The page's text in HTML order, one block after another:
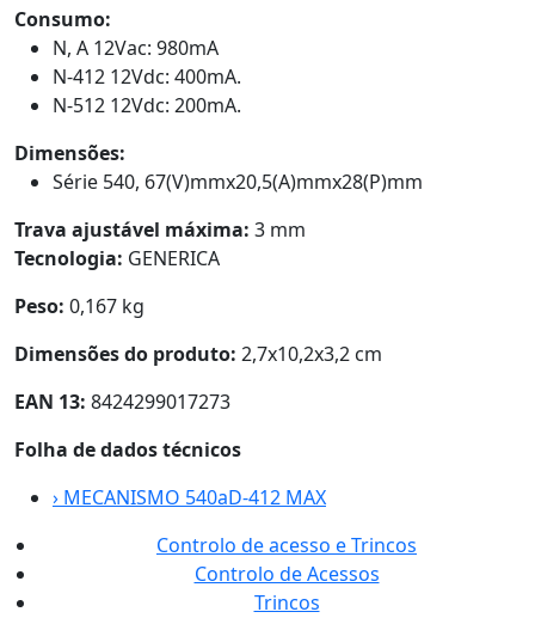
Consumo:
N, A 12Vac: 980mA
N-412 12Vdc: 400mA.
N-512 12Vdc: 200mA.
Dimensões:
Série 540, 67(V)mmx20,5(A)mmx28(P)mm
Trava ajustável máxima: 3 mm
Tecnologia: GENERICA
Peso: 0,167 kg
Dimensões do produto: 2,7x10,2x3,2 cm
EAN 13: 8424299017273
Folha de dados técnicos
› MECANISMO 540aD-412 MAX
Controlo de acesso e Trincos
Controlo de Acessos
Trincos